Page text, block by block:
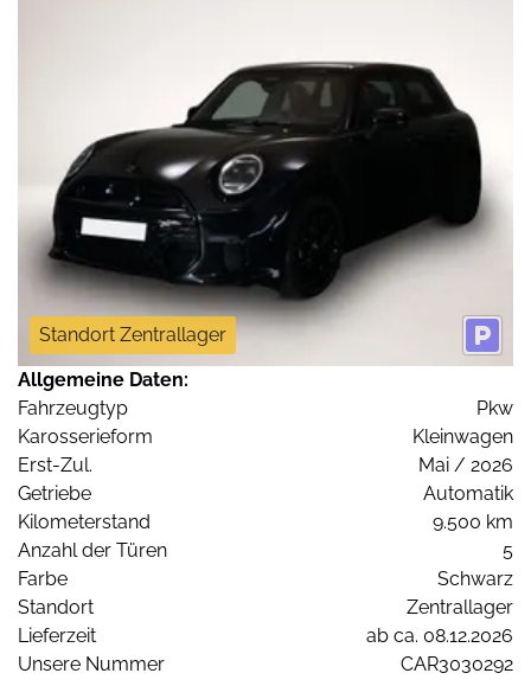
Standort Zentrallager
Allgemeine Daten:
Fahrzeugtyp
Pkw
Karosserieform
Kleinwagen
Erst-Zul.
Mai / 2026
Getriebe
Automatik
Kilometerstand
9.500 km
Anzahl der Türen
5
Farbe
Schwarz
Standort
Zentrallager
Lieferzeit
ab ca. 08.12.2026
Unsere Nummer
CAR3030292